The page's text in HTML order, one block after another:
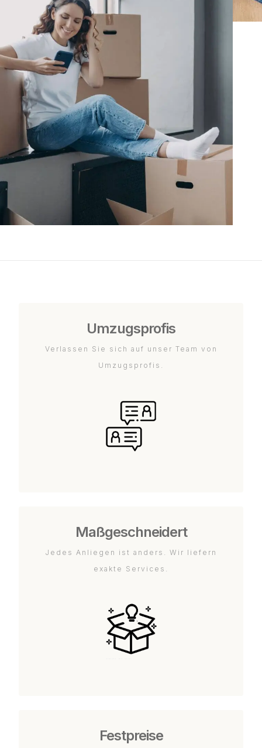
Umzugsprofis
Verlassen Sie sich auf unser Team von
Umzugsprofis.
Maßgeschneidert
Jedes Anliegen ist anders. Wir liefern
exakte Services.
Festpreise